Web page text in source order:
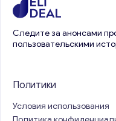
Следите за анонсами
пользовательскими
Политики
Условия использования